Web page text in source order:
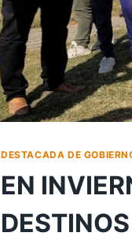
DESTACADA DE
EN